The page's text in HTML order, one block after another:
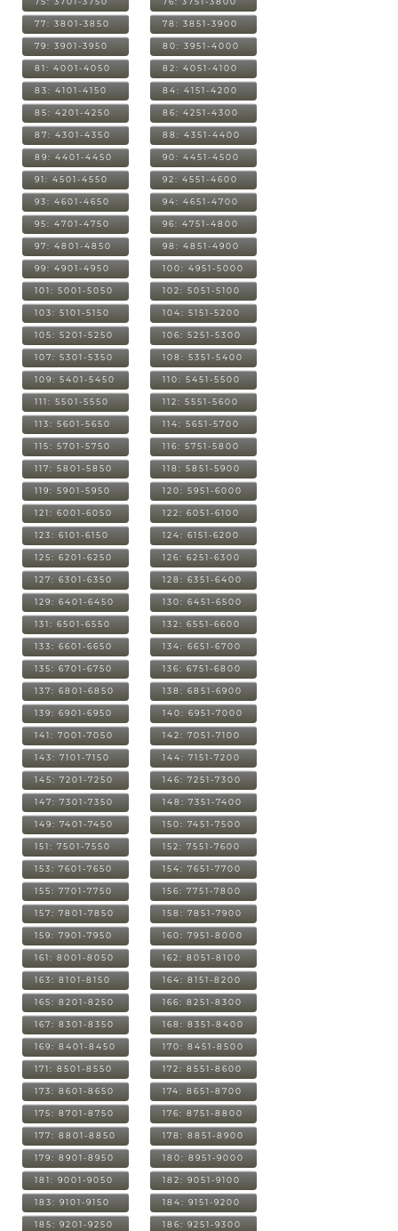
77: 3801-3850 78: 3851-3900
79: 3901-3950 80: 3951-4000
81: 4001-4050 82: 4051-4100
83: 4101-4150 84: 4151-4200
85: 4201-4250 86: 4251-4300
87: 4301-4350 88: 4351-4400
89: 4401-4450 90: 4451-4500
91: 4501-4550 92: 4551-4600
93: 4601-4650 94: 4651-4700
95: 4701-4750 96: 4751-4800
97: 4801-4850 98: 4851-4900
99: 4901-4950 100: 4951-5000
101: 5001-5050 102: 5051-5100
103: 5101-5150 104: 5151-5200
105: 5201-5250 106: 5251-5300
107: 5301-5350 108: 5351-5400
109: 5401-5450 110: 5451-5500
111: 5501-5550 112: 5551-5600
113: 5601-5650 114: 5651-5700
115: 5701-5750 116: 5751-5800
117: 5801-5850 118: 5851-5900
119: 5901-5950 120: 5951-6000
121: 6001-6050 122: 6051-6100
123: 6101-6150 124: 6151-6200
125: 6201-6250 126: 6251-6300
127: 6301-6350 128: 6351-6400
129: 6401-6450 130: 6451-6500
131: 6501-6550 132: 6551-6600
133: 6601-6650 134: 6651-6700
135: 6701-6750 136: 6751-6800
137: 6801-6850 138: 6851-6900
139: 6901-6950 140: 6951-7000
141: 7001-7050 142: 7051-7100
143: 7101-7150 144: 7151-7200
145: 7201-7250 146: 7251-7300
147: 7301-7350 148: 7351-7400
149: 7401-7450 150: 7451-7500
151: 7501-7550 152: 7551-7600
153: 7601-7650 154: 7651-7700
155: 7701-7750 156: 7751-7800
157: 7801-7850 158: 7851-7900
159: 7901-7950 160: 7951-8000
161: 8001-8050 162: 8051-8100
163: 8101-8150 164: 8151-8200
165: 8201-8250 166: 8251-8300
167: 8301-8350 168: 8351-8400
169: 8401-8450 170: 8451-8500
171: 8501-8550 172: 8551-8600
173: 8601-8650 174: 8651-8700
175: 8701-8750 176: 8751-8800
177: 8801-8850 178: 8851-8900
179: 8901-8950 180: 8951-9000
181: 9001-9050 182: 9051-9100
183: 9101-9150 184: 9151-9200
185: 9201-9250 186: 9251-9300